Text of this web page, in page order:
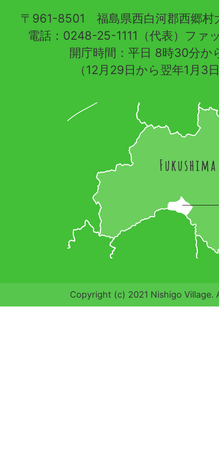
〒961-8501 福島県西白河郡西郷村
電話：0248-25-1111（代表）フ
開庁時間：平日 8時30分か
（12月29日から翌年1月3
Copyright (c) 2021 Nishigo Village.